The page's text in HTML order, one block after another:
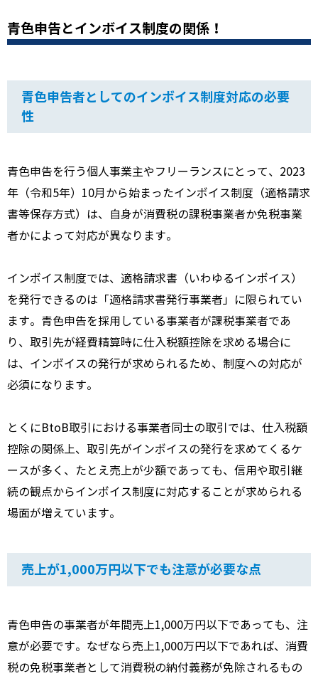
青色申告とインボイス制度の関係！
青色申告者としてのインボイス制度対応の必要
性
青色申告を行う個人事業主やフリーランスにとって、2023
年（令和5年）10月から始まったインボイス制度（適格請求
書等保存方式）は、自身が消費税の課税事業者か免税事業
者かによって対応が異なります。
インボイス制度では、適格請求書（いわゆるインボイス）
を発行できるのは「適格請求書発行事業者」に限られてい
ます。青色申告を採用している事業者が課税事業者であ
り、取引先が経費精算時に仕入税額控除を求める場合に
は、インボイスの発行が求められるため、制度への対応が
必須になります。
とくにBtoB取引における事業者同士の取引では、仕入税額
控除の関係上、取引先がインボイスの発行を求めてくるケ
ースが多く、たとえ売上が少額であっても、信用や取引継
続の観点からインボイス制度に対応することが求められる
場面が増えています。
売上が1,000万円以下でも注意が必要な点
青色申告の事業者が年間売上1,000万円以下であっても、注
意が必要です。なぜなら売上1,000万円以下であれば、消費
税の免税事業者として消費税の納付義務が免除されるもの